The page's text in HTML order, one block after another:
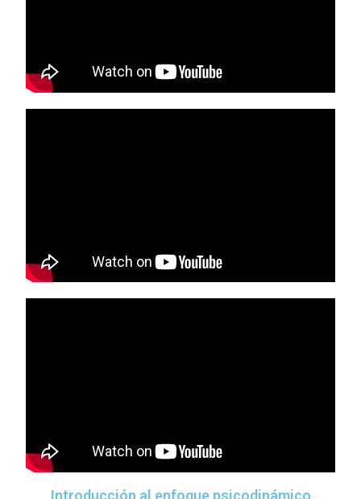
Introducción al enfoque psicodinámico